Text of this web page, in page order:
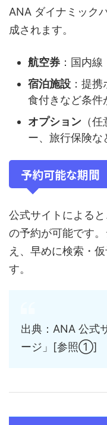
ANA ダイナミック
成されます。
航空券 ：国内
宿泊施設 ：提
食付きなど条件
オプション （
ー、旅行保険な
予約可能な期間
公式サイトによる
の予約が可能です
え、早めに検索・
す。
出典：ANA 公式
ージ」[参照①]